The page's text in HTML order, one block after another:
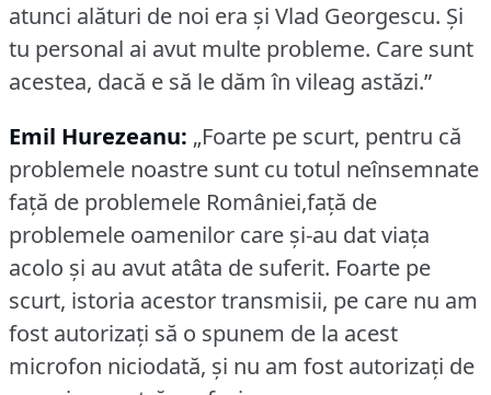
atunci alături de noi era și Vlad Georgescu. Și
tu personal ai avut multe probleme. Care sunt
acestea, dacă e să le dăm în vileag astăzi.”
Emil Hurezeanu: „Foarte pe scurt, pentru că
problemele noastre sunt cu totul neînsemnate
față de problemele României,față de
problemele oamenilor care și-au dat viața
acolo și au avut atâta de suferit. Foarte pe
scurt, istoria acestor transmisii, pe care nu am
fost autorizați să o spunem de la acest
microfon niciodată, și nu am fost autorizați de